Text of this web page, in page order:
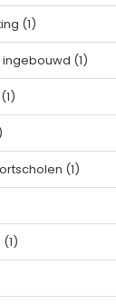
(1)
ingebouwd (1)
(1)
(1)
(1)